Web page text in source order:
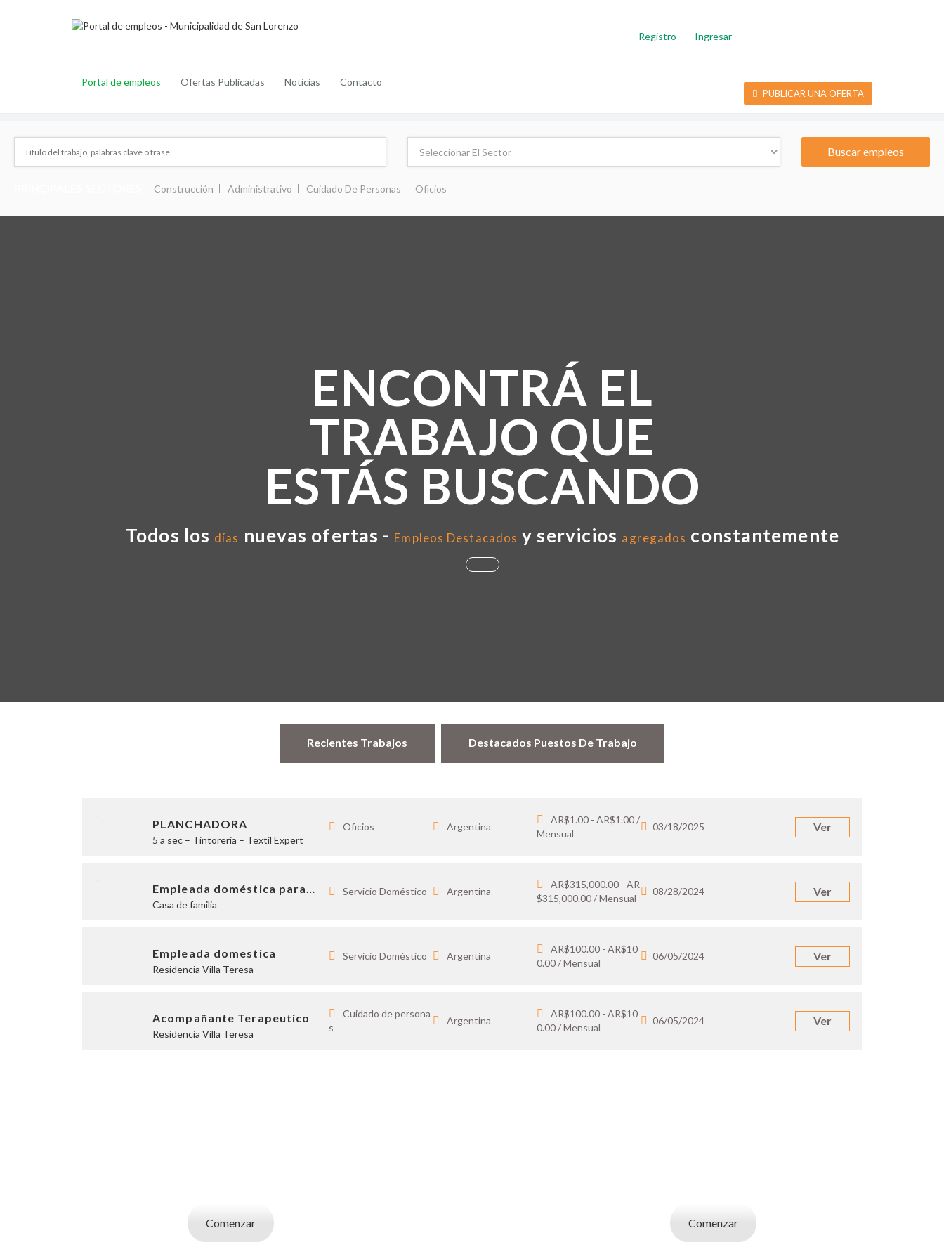
Portal de empleos Ofertas Publicadas Noticias Contacto
Registro Ingresar
PUBLICAR UNA OFERTA
Construcción Administrativo Cuidado De Personas Oficios
ENCONTRÁ EL
TRABAJO QUE
ESTÁS BUSCANDO
Todos los días nuevas ofertas - Empleos Destacados y servicios agregados constantemente
Recientes Trabajos Destacados Puestos De Trabajo
PLANCHADORA
5 a sec – Tintoreria – Textil Expert
Oficios Argentina
AR$1.00 - AR$1.00 /
Mensual
03/18/2025 Ver
Empleada doméstica para…
Casa de familia
Servicio Doméstico Argentina
AR$315,000.00 - AR
$315,000.00 / Mensual
08/28/2024 Ver
Empleada domestica
Residencia Villa Teresa
Servicio Doméstico Argentina
AR$100.00 - AR$10
0.00 / Mensual
06/05/2024 Ver
Acompañante Terapeutico
Residencia Villa Teresa
Cuidado de persona
s
Argentina
AR$100.00 - AR$10
0.00 / Mensual
06/05/2024 Ver
Comenzar Comenzar